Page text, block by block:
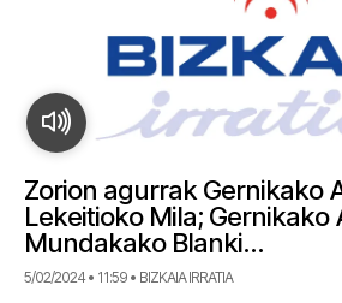
Zorion agurrak Gernikako
Lekeitioko Mila; Gernikako
Mundakako Blanki…
5/02/2024 • 11:59 • BIZKAIA IRRATIA